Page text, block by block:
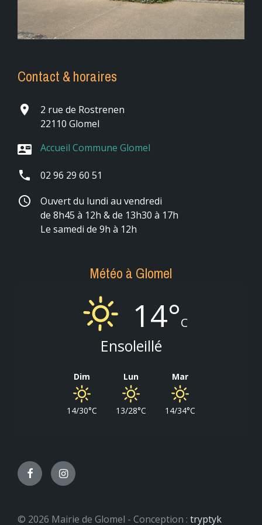
Contact & horaires
place
2 rue de Rostrenen
22110 Glomel
contact_mail Accueil Commune Glomel
phone 02 96 29 60 51
schedule
Ouvert du lundi au vendredi
de 8h45 à 12h & de 13h30 à 17h
Le samedi de 9h à 12h
Météo à Glomel
14°C
Ensoleillé
Dim
14/30°C
Lun
13/28°C
Mar
14/34°C
FacebookInstagram
© 2026 Mairie de Glomel - Conception : tryptyk